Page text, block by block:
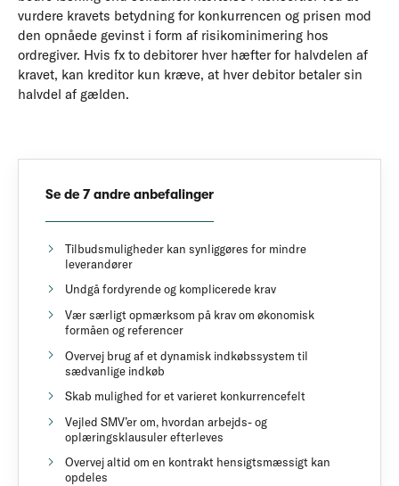
vurdere kravets betydning for konkurrencen og prisen mod
den opnåede gevinst i form af risikominimering hos
ordregiver. Hvis fx to debitorer hver hæfter for halvdelen af
kravet, kan kreditor kun kræve, at hver debitor betaler sin
halvdel af gælden.
Se de 7 andre anbefalinger
Tilbudsmuligheder kan synliggøres for mindre
leverandører
Undgå fordyrende og komplicerede krav
Vær særligt opmærksom på krav om økonomisk
formåen og referencer
Overvej brug af et dynamisk indkøbssystem til
sædvanlige indkøb
Skab mulighed for et varieret konkurrencefelt
Vejled SMV’er om, hvordan arbejds- og
oplæringsklausuler efterleves
Overvej altid om en kontrakt hensigtsmæssigt kan
opdeles